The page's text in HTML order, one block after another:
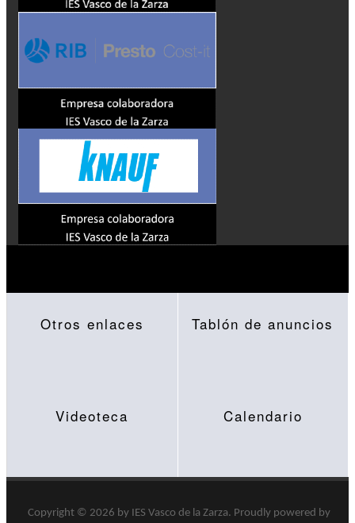
Otros enlaces Tablón de anuncios
Videoteca Calendario
Copyright © 2026 by IES Vasco de la Zarza. Proudly powered by